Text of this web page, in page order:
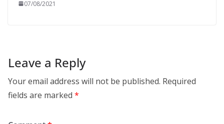
07/08/2021
Leave a Reply
Your email address will not be published. Required
fields are marked *